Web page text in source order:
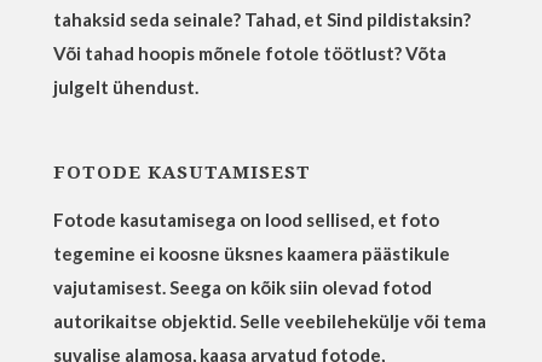
tahaksid seda seinale? Tahad, et Sind pildistaksin?
Või tahad hoopis mõnele fotole töötlust? Võta
julgelt ühendust.
FOTODE KASUTAMISEST
Fotode kasutamisega on lood sellised, et foto
tegemine ei koosne üksnes kaamera päästikule
vajutamisest. Seega on kõik siin olevad fotod
autorikaitse objektid. Selle veebilehekülje või tema
suvalise alamosa, kaasa arvatud fotode,